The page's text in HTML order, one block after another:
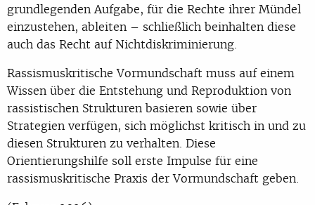
grundlegenden Aufgabe, für die Rechte ihrer Mündel
einzustehen, ableiten – schließlich beinhalten diese
auch das Recht auf Nichtdiskriminierung.
Rassismuskritische Vormundschaft muss auf einem
Wissen über die Entstehung und Reproduktion von
rassistischen Strukturen basieren sowie über
Strategien verfügen, sich möglichst kritisch in und zu
diesen Strukturen zu verhalten. Diese
Orientierungshilfe soll erste Impulse für eine
rassismuskritische Praxis der Vormundschaft geben.